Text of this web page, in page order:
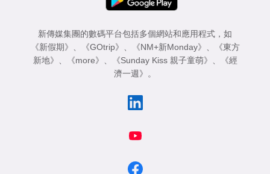
新傳媒集團的數碼平台包括多個網站和應用程式，如
《新假期》
《GOtrip》 《NM+新Monday》
《東方
新地》
《more》 《Sunday Kiss 親子童萌》
《經
濟一週》
。